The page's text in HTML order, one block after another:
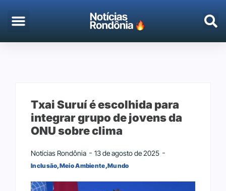
Txai Suruí é escolhida para
integrar grupo de jovens da
ONU sobre clima
Notícias Rondônia 13 de agosto de 2025
Inclusão,Meio Ambiente,Mundo